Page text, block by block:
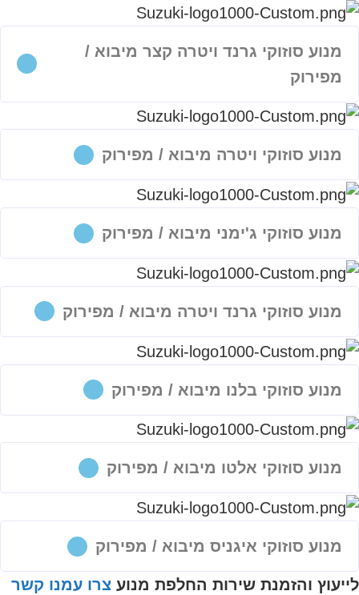
מנוע סוזוקי גרנד ויטרה קצר מיבוא /
מפירוק
מנוע סוזוקי ויטרה מיבוא / מפירוק
מנוע סוזוקי ג'ימני מיבוא / מפירוק
מנוע סוזוקי גרנד ויטרה מיבוא / מפירוק
מנוע סוזוקי בלנו מיבוא / מפירוק
מנוע סוזוקי אלטו מיבוא / מפירוק
מנוע סוזוקי איגניס מיבוא / מפירוק
לייעוץ והזמנת שירות החלפת מנוע צרו עמנו קשר